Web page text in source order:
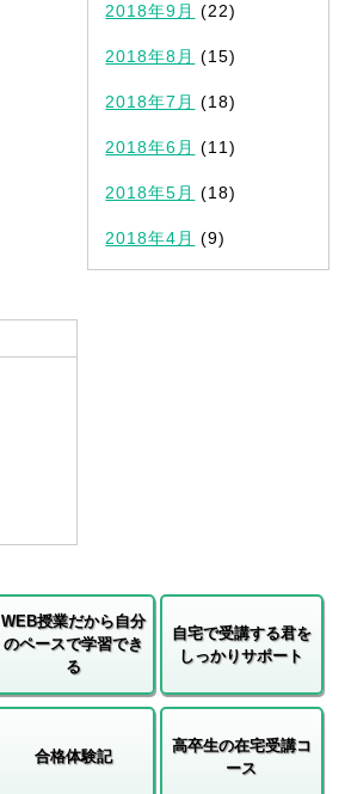
2018年9月 (22)
2018年8月 (15)
2018年7月 (18)
2018年6月 (11)
2018年5月 (18)
2018年4月 (9)
WEB授業だから自分
のペースで学習でき
る
自宅で受講する君を
しっかりサポート
合格体験記
高卒生の在宅受講コ
ース